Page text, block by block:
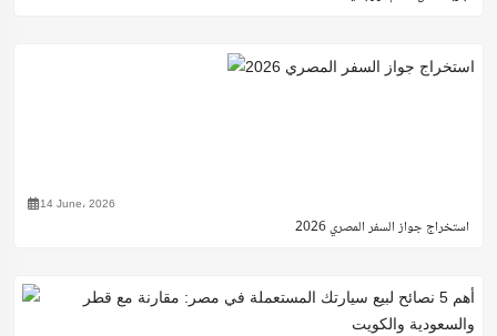
14 June، 2026
استخراج جواز السفر المصري 2026